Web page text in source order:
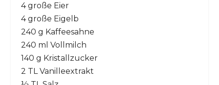
4 große Eier
4 große Eigelb
240 g Kaffeesahne
240 ml Vollmilch
140 g Kristallzucker
2 TL Vanilleextrakt